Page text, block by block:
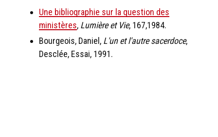
Une bibliographie sur la question des
ministères, Lumière et Vie, 167,1984.
Bourgeois, Daniel, L'un et l'autre sacerdoce,
Desclée, Essai, 1991.